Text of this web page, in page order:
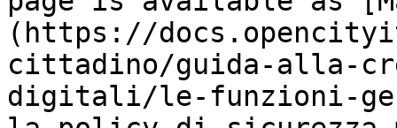
(https://
cittadino/guida-alla-
digitali/le-funzioni-